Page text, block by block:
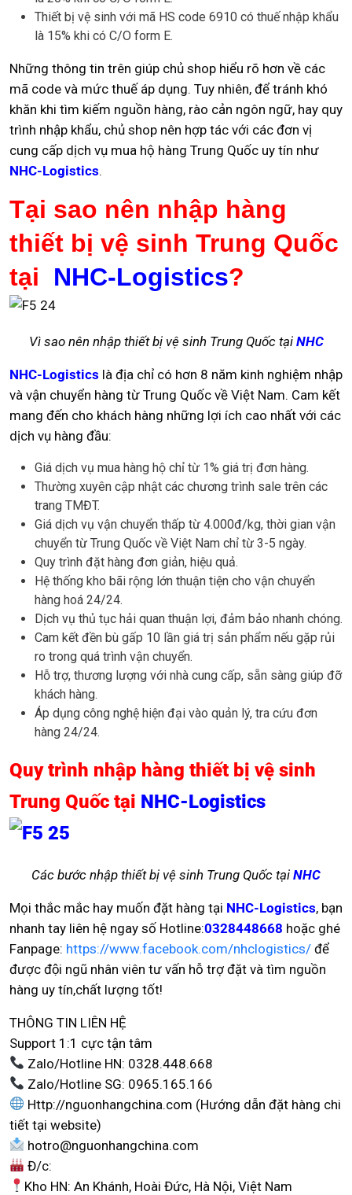
Thiết bị vệ sinh với mã HS code 6910 có thuế nhập khẩu
là 15% khi có C/O form E.
Những thông tin trên giúp chủ shop hiểu rõ hơn về các
mã code và mức thuế áp dụng. Tuy nhiên, để tránh khó
khăn khi tìm kiếm nguồn hàng, rào cản ngôn ngữ, hay quy
trình nhập khẩu, chủ shop nên hợp tác với các đơn vị
cung cấp dịch vụ mua hộ hàng Trung Quốc uy tín như
NHC-Logistics.
Tại sao nên nhập hàng
thiết bị vệ sinh Trung Quốc
tại NHC-Logistics?
Vì sao nên nhập thiết bị vệ sinh Trung Quốc tại NHC
NHC-Logistics là địa chỉ có hơn 8 năm kinh nghiệm nhập
và vận chuyển hàng từ Trung Quốc về Việt Nam. Cam kết
mang đến cho khách hàng những lợi ích cao nhất với các
dịch vụ hàng đầu:
Giá dịch vụ mua hàng hộ chỉ từ 1% giá trị đơn hàng.
Thường xuyên cập nhật các chương trình sale trên các
trang TMĐT.
Giá dịch vụ vận chuyển thấp từ 4.000đ/kg, thời gian vận
chuyển từ Trung Quốc về Việt Nam chỉ từ 3-5 ngày.
Quy trình đặt hàng đơn giản, hiệu quả.
Hệ thống kho bãi rộng lớn thuận tiện cho vận chuyển
hàng hoá 24/24.
Dịch vụ thủ tục hải quan thuận lợi, đảm bảo nhanh chóng.
Cam kết đền bù gấp 10 lần giá trị sản phẩm nếu gặp rủi
ro trong quá trình vận chuyển.
Hỗ trợ, thương lượng với nhà cung cấp, sẵn sàng giúp đỡ
khách hàng.
Áp dụng công nghệ hiện đại vào quản lý, tra cứu đơn
hàng 24/24.
Quy trình nhập hàng thiết bị vệ sinh
Trung Quốc tại NHC-Logistics
Các bước nhập thiết bị vệ sinh Trung Quốc tại NHC
Mọi thắc mắc hay muốn đặt hàng tại NHC-Logistics, bạn
nhanh tay liên hệ ngay số Hotline:0328448668 hoặc ghé
Fanpage: https://www.facebook.com/nhclogistics/ để
được đội ngũ nhân viên tư vấn hỗ trợ đặt và tìm nguồn
hàng uy tín,chất lượng tốt!
THÔNG TIN LIÊN HỆ
Support 1:1 cực tận tâm
Zalo/Hotline HN: 0328.448.668
Zalo/Hotline SG: 0965.165.166
Http://nguonhangchina.com (Hướng dẫn đặt hàng chi
tiết tại website)
hotro@nguonhangchina.com
Đ/c:
Kho HN: An Khánh, Hoài Đức, Hà Nội, Việt Nam